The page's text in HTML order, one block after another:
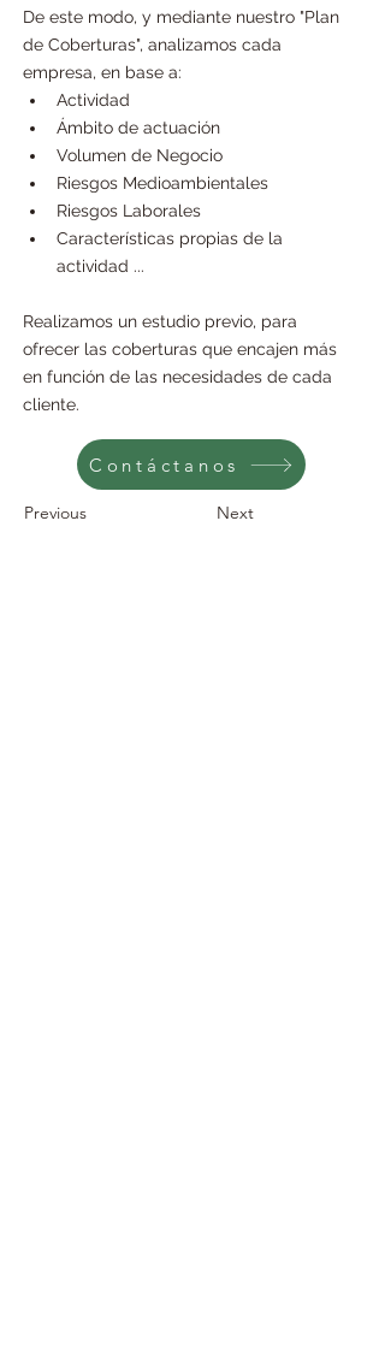
De este modo, y mediante nuestro "Plan
de Coberturas", analizamos cada
empresa, en base a:
Actividad
Ámbito de actuación
Volumen de Negocio
Riesgos Medioambientales
Riesgos Laborales
Características propias de la
actividad ...
Realizamos un estudio previo, para
ofrecer las coberturas que encajen más
en función de las necesidades de cada
cliente.
Contáctanos
Previous Next